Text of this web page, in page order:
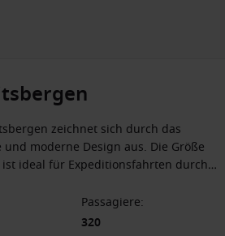
zeichnet sich durch das
moderne Design aus. Die Größe
ist ideal für Expeditionsfahrten durch
Passagiere:
320